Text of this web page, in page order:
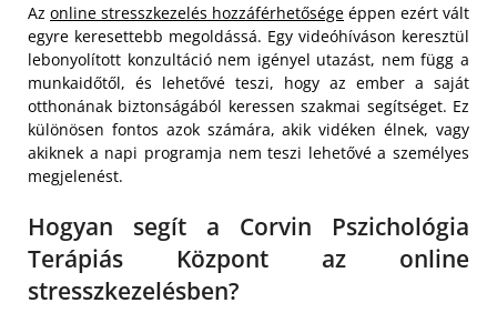
Az online stresszkezelés hozzáférhetősége éppen ezért vált
egyre keresettebb megoldássá. Egy videóhíváson keresztül
lebonyolított konzultáció nem igényel utazást, nem függ a
munkaidőtől, és lehetővé teszi, hogy az ember a saját
otthonának biztonságából keressen szakmai segítséget. Ez
különösen fontos azok számára, akik vidéken élnek, vagy
akiknek a napi programja nem teszi lehetővé a személyes
megjelenést.
Hogyan segít a Corvin Pszichológia
Terápiás Központ az online
stresszkezelésben?